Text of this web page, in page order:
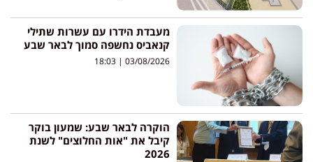
מעבדת הידרו עם עשרות שתילי
קנאביס נחשפה סמוך לבאר שבע
03/08/2026
הוקרה לבאר שבע: שמעון בוקר
קיבל את "אות החלוצים" לשנת
2026